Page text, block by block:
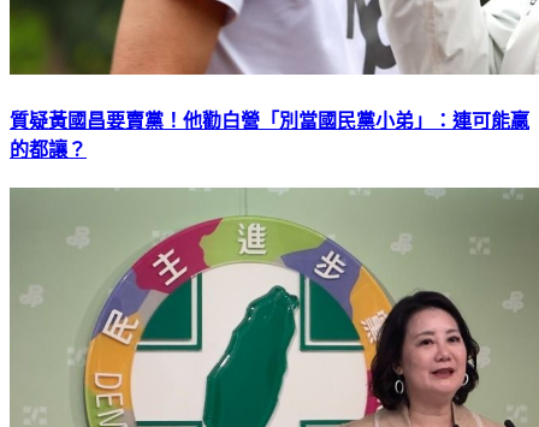
質疑黃國昌要賣黨！他勸白營「別當國民黨小弟」：連可能贏
的都讓？